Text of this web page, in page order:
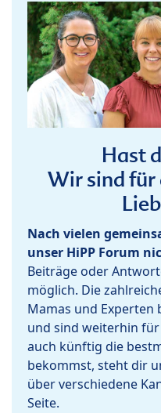
Hast
Wir sind für
Nach vielen
unser HiPP Forum
Beiträge oder
möglich. Die
Mamas und Experten
und sind weiterhin
auch künftig die
bekommst, steht dir
über verschiedene
Seite.